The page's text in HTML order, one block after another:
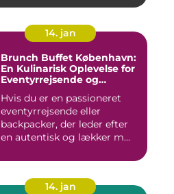
14. jan
Brunch Buffet København:
En Kulinarisk Oplevelse for
Eventyrrejsende og
Hvis du er en passioneret
eventyrrejsende eller
backpacker, der leder efter
en autentisk og lækker m...
14. jan